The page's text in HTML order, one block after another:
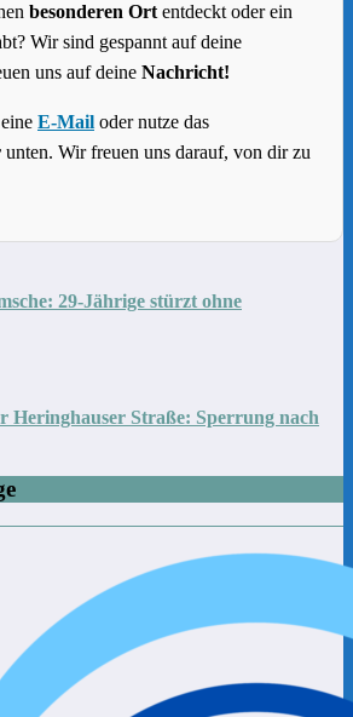
besonderen Ort entdeckt oder ein
Wir sind gespannt auf deine
uns auf deine Nachricht!
E-Mail oder nutze das
unten. Wir freuen uns darauf, von dir zu
29-Jährige stürzt ohne
Heringhauser Straße: Sperrung nach